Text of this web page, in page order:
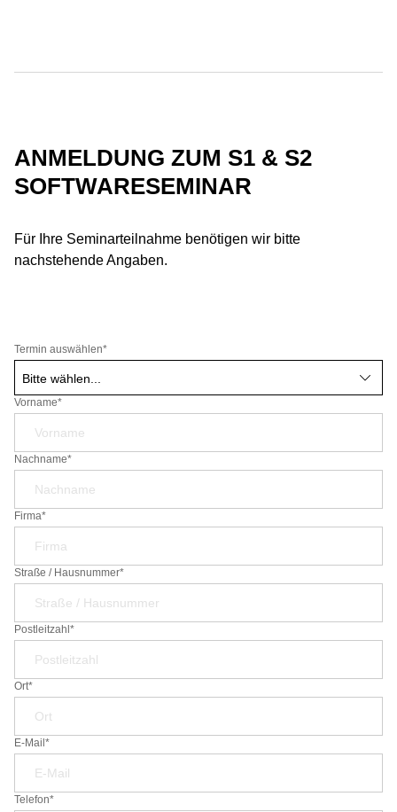
ANMELDUNG ZUM S1 & S2
SOFTWARESEMINAR
Für Ihre Seminarteilnahme benötigen wir bitte
nachstehende Angaben.
Termin auswählen*
Vorname*
Nachname*
Firma*
Straße / Hausnummer*
Postleitzahl*
Ort*
E-Mail*
Telefon*